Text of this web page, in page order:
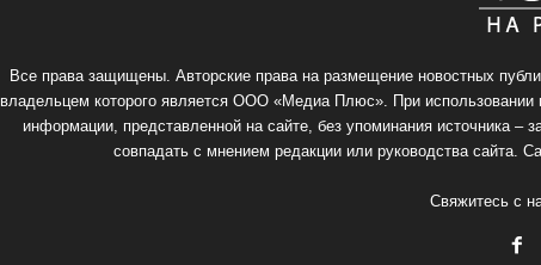
Все права защищены. Авторские права на размещение новостных
владельцем которого является ООО «Медиа Плюс». При использовании
информации, представленной на сайте, без упоминания источника
совпадать с мнением редакции или руководства сайта.
Свяжитесь с